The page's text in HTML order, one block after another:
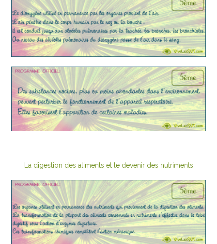
La digestion des aliments et le devenir des nutriments